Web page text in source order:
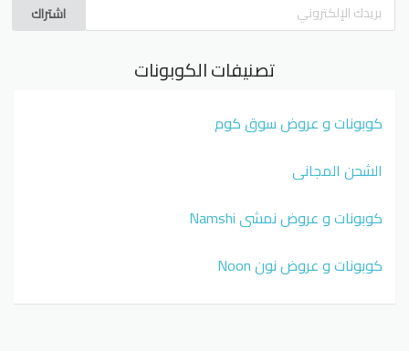
اشتراك
تصنيفات الكوبونات
كوبونات و عروض سوق كوم
الشحن المجاني
كوبونات و عروض نمشي Namshi
كوبونات و عروض نون Noon